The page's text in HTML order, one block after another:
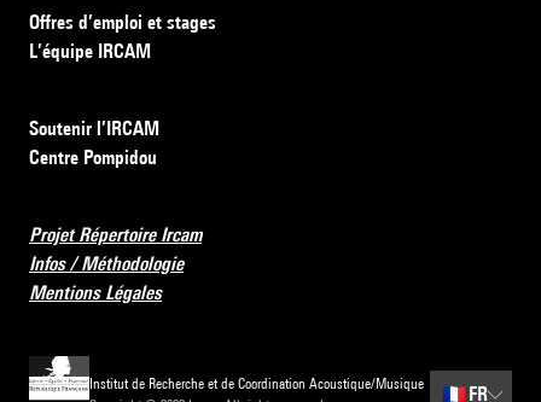
Offres d’emploi et stages
L’équipe IRCAM
Soutenir l’IRCAM
Centre Pompidou
Projet Répertoire Ircam
Infos / Méthodologie
Mentions Légales
Institut de Recherche et de Coordination Acoustique/Musique
🇫🇷 FR